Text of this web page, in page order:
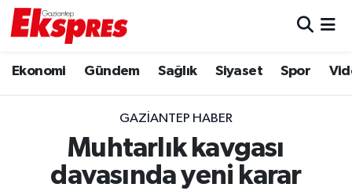
Ekonomi Gündem Sağlık Siyaset Spor
GAZIANTEP HABER
Muhtarlık kavgası
davasında yeni karar
Ekonomi
Gaziantep son dakika
Genel
Trafik Durumu
Puan Durumu ve Fikstür
Tüm Manşetler